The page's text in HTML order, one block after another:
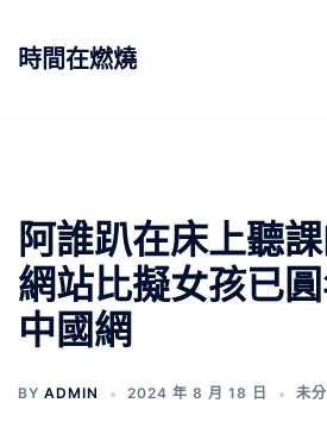
時間在燃燒
阿誰趴在床上聽
網站比擬女孩已圓
中國網
BY ADMIN 2024 年 8 月 18 日 未